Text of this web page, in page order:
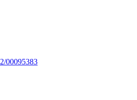
00095383